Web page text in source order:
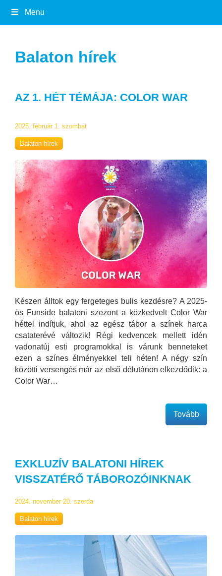
Menu
Balaton hírek
AZ 1. HÉT TÉMÁJA: COLOR WAR
2025. február 1. szombat
Balaton hírek
Készen álltok egy fergeteges bulis kezdésre? A 2025-
ös Funside balatoni szezont a közkedvelt Color War
héttel indítjuk, ahol az egész tábor a színek harca
csataterévé változik! Régi kedvencek mellett idén
vadonatúj esti programokkal is várunk benneteket
ezen a színes élményekkel teli héten! A négy szín
közötti versengés már az első délutánon elkezdődik: a
Color War…
Tovább
EXKLUZÍV BALATONI HÍREK
VISSZATÉRŐ TÁBOROZÓINKNAK
2024. november 20. szerda
Balaton hírek